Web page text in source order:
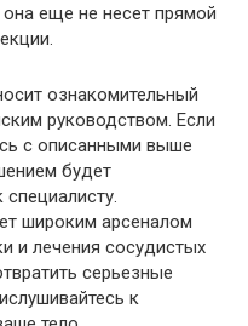
еще не несет прямой
ознакомительный
руководством. Если
с описанными выше
будет
широким арсеналом
и лечения сосудистых
серьезные
к